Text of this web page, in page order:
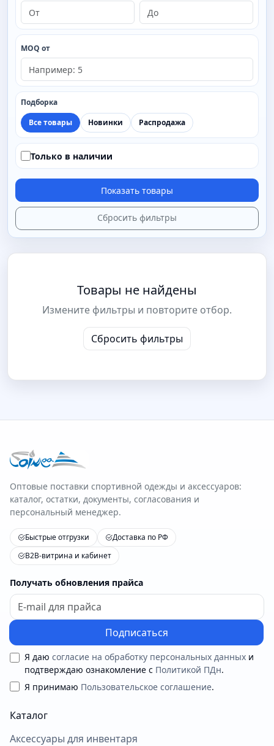
MOQ от
Подборка
Все товары
Новинки Распродажа
Только в наличии
Показать товары
Сбросить фильтры
Товары не найдены
Измените фильтры и повторите отбор.
Сбросить фильтры
Оптовые поставки спортивной одежды и аксессуаров:
каталог, остатки, документы, согласования и
персональный менеджер.
Быстрые отгрузки
Доставка по РФ
B2B-витрина и кабинет
Получать обновления прайса
Подписаться
Я даю согласие на обработку персональных данных и
подтверждаю ознакомление с Политикой ПДн.
Я принимаю Пользовательское соглашение.
Каталог
Аксессуары для инвентаря